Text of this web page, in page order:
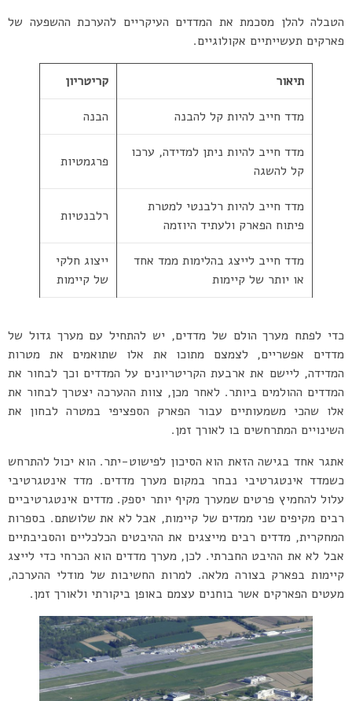
הטבלה להלן מסכמת את המדדים העיקריים להערכת ההשפעה של
פארקים תעשייתיים אקולוגיים.
תיאור קריטריון
מדד חייב להיות קל להבנה הבנה
מדד חייב להיות ניתן למדידה, ערכו
קל להשגה
פרגמטיות
מדד חייב להיות רלבנטי למטרת
פיתוח הפארק ולעתיד היוזמה
רלבנטיות
מדד חייב לייצג בהלימות ממד אחד
או יותר של קיימות
ייצוג חלקי
של קיימות
כדי לפתח מערך הולם של מדדים, יש להתחיל עם מערך גדול של
מדדים אפשריים, לצמצם מתוכו את אלו שתואמים את מטרות
המדידה, ליישם את ארבעת הקריטריונים על המדדים וכך לבחור את
המדדים ההולמים ביותר. לאחר מכן, צוות ההערכה יצטרך לבחור את
אלו שהכי משמעותיים עבור הפארק הספציפי במטרה לבחון את
השינויים המתרחשים בו לאורך זמן.
אתגר אחד בגישה הזאת הוא הסיכון לפישוט-יתר. הוא יכול להתרחש
כשמדד אינטגרטיבי נבחר במקום מערך מדדים. מדד אינטגרטיבי
עלול להחמיץ פרטים שמערך מקיף יותר יספק. מדדים אינטגרטיביים
רבים מקיפים שני ממדים של קיימות, אבל לא את שלושתם. בספרות
המחקרית, מדדים רבים מייצגים את ההיבטים הכלכליים והסביבתיים
אבל לא את ההיבט החברתי. לכן, מערך מדדים הוא הכרחי כדי לייצג
קיימות בפארק בצורה מלאה. למרות החשיבות של מודלי ההערכה,
מעטים הפארקים אשר בוחנים עצמם באופן ביקורתי ולאורך זמן.